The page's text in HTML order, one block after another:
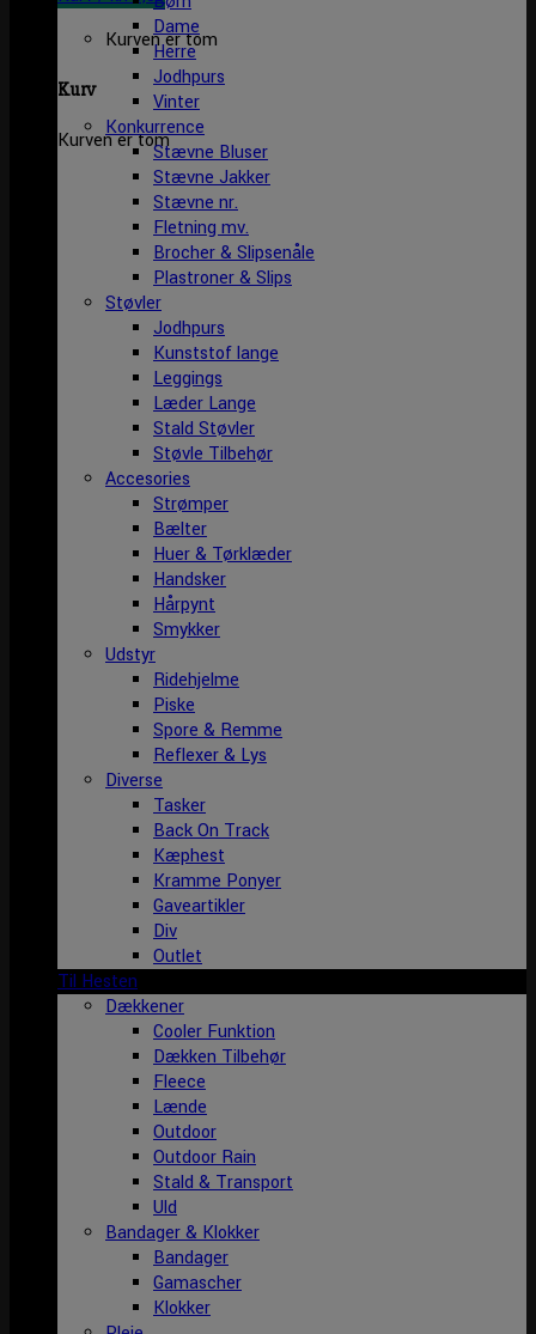
Kurven er tom
Kurv
Kurven er tom
Dame
Herre
Jodhpurs
Vinter
Konkurrence
Stævne Bluser
Stævne Jakker
Stævne nr.
Fletning mv.
Brocher & Slipsenåle
Plastroner & Slips
Støvler
Jodhpurs
Kunststof lange
Leggings
Læder Lange
Stald Støvler
Støvle Tilbehør
Accesories
Strømper
Bælter
Huer & Tørklæder
Handsker
Hårpynt
Smykker
Udstyr
Ridehjelme
Piske
Spore & Remme
Reflexer & Lys
Diverse
Tasker
Back On Track
Kæphest
Kramme Ponyer
Gaveartikler
Div
Outlet
Til Hesten
Dækkener
Cooler Funktion
Dækken Tilbehør
Fleece
Lænde
Outdoor
Outdoor Rain
Stald & Transport
Uld
Bandager & Klokker
Bandager
Gamascher
Klokker